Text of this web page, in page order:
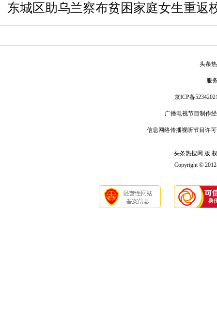
东城区助乌兰察布贫困家庭女生重返
头条
服
京ICP备
广播电视节目制作
信息网络传播视听节目许
头条热搜网 版
Copyright ©